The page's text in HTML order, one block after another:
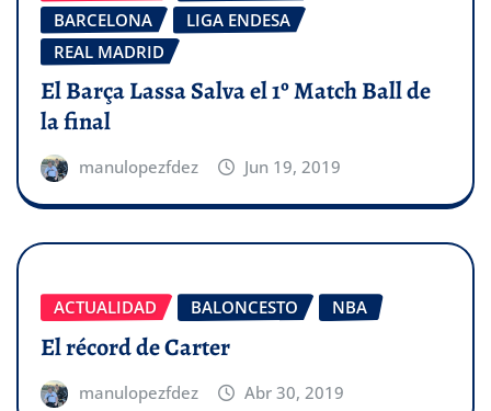
BARCELONA
LIGA ENDESA
REAL MADRID
El Barça Lassa Salva el 1º Match Ball de
la final
manulopezfdez Jun 19, 2019
ACTUALIDAD BALONCESTO NBA
El récord de Carter
manulopezfdez Abr 30, 2019